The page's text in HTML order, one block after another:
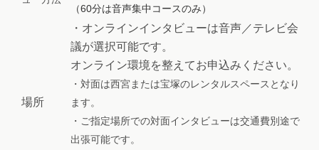
（60分は音声集中コースのみ）
場所
・オンラインインタビューは音声／テレビ会
議が選択可能です。
オンライン環境を整えてお申込みください。
・対面は西宮または宝塚のレンタルスペースとなり
ます。
・ご指定場所での対面インタビューは交通費別途で
出張可能です。